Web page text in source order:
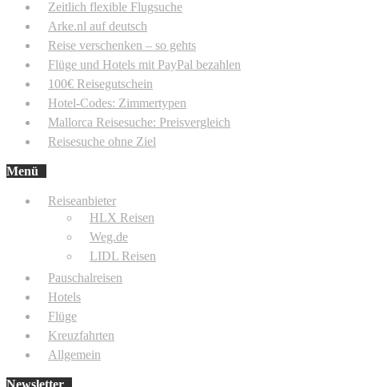
Zeitlich flexible Flugsuche
Arke.nl auf deutsch
Reise verschenken – so gehts
Flüge und Hotels mit PayPal bezahlen
100€ Reisegutschein
Hotel-Codes: Zimmertypen
Mallorca Reisesuche: Preisvergleich
Reisesuche ohne Ziel
Menü
Reiseanbieter
HLX Reisen
Weg.de
LIDL Reisen
Pauschalreisen
Hotels
Flüge
Kreuzfahrten
Allgemein
Newsletter